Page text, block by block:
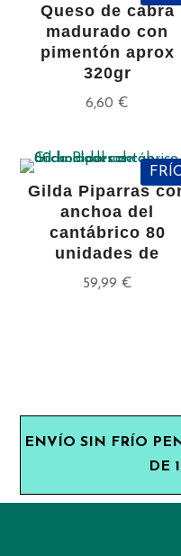
Queso de cabra
madurado con
pimentón aprox
320gr
6,60€
Gilda Piparras
anchoa del
cantábrico 80
unidades de
59,99 €
ENVÍO SIN FRÍO
DE